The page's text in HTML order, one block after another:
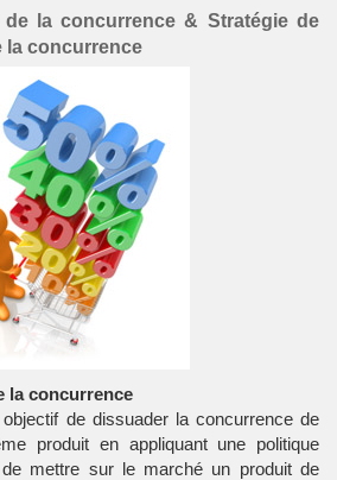
de la concurrence & Stratégie de
la concurrence
la concurrence
de dissuader la concurrence de
produit en appliquant une politique
de mettre sur le marché un produit de